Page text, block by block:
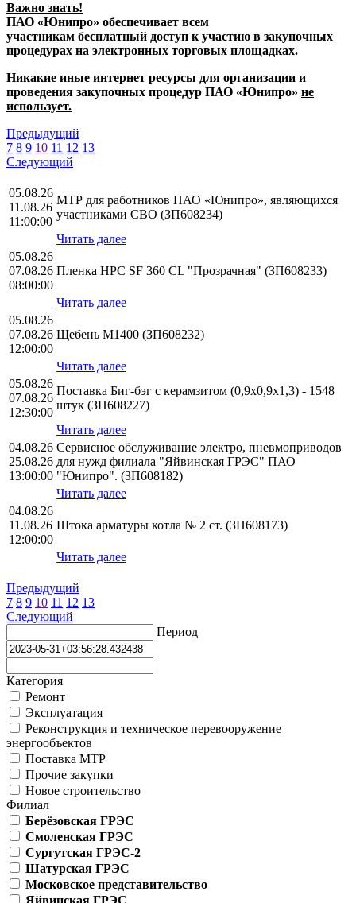
Важно знать!
ПАО «Юнипро» обеспечивает всем
участникам бесплатный доступ к участию в закупочных
процедурах на электронных торговых площадках.
Никакие иные интернет ресурсы для организации и
проведения закупочных процедур ПАО «Юнипро» не
использует.
Предыдущий
7 8 9 10 11 12 13
Следующий
05.08.26
11.08.26
11:00:00
МТР для работников ПАО «Юнипро», являющихся
участниками СВО (ЗП608234)
Читать далее
05.08.26
07.08.26
08:00:00
Пленка HPС SF 360 CL "Прозрачная" (ЗП608233)
Читать далее
05.08.26
07.08.26
12:00:00
Щебень М1400 (ЗП608232)
Читать далее
05.08.26
07.08.26
12:30:00
Поставка Биг-бэг с керамзитом (0,9х0,9х1,3) - 1548
штук (ЗП608227)
Читать далее
04.08.26
25.08.26
13:00:00
Сервисное обслуживание электро, пневмоприводов
для нужд филиала "Яйвинская ГРЭС" ПАО
"Юнипро". (ЗП608182)
Читать далее
04.08.26
11.08.26
12:00:00
Штока арматуры котла № 2 ст. (ЗП608173)
Читать далее
Предыдущий
7 8 9 10 11 12 13
Следующий
Период
Категория
Ремонт
Эксплуатация
Реконструкция и техническое перевооружение
энергообъектов
Поставка МТР
Прочие закупки
Новое строительство
Филиал
Берёзовская ГРЭС
Смоленская ГРЭС
Сургутская ГРЭС-2
Шатурская ГРЭС
Московское представительство
Яйвинская ГРЭС